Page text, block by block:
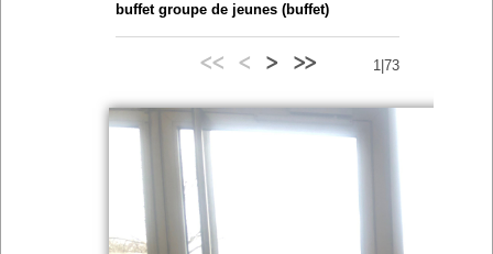
buffet groupe de jeunes (buffet)
1|73
<< < > >>